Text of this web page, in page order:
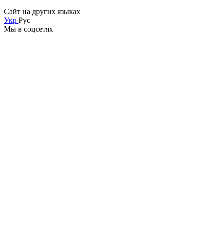
Сайт на других языках
Укр Рус
Мы в соцсетях